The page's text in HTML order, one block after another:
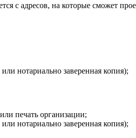
с адресов, на которые сможет
нотариально заверенная копия);
печать организации;
нотариально заверенная копия);